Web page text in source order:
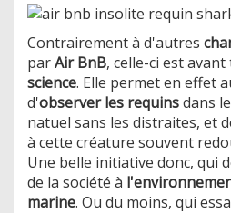
Contrairement à d'autres
parAir BnB, celle-ci est
science. Elle permet en effet
d'observer les requinsdans
natuel sans les distraites, et
à cette créature souvent
Une belle initiative donc, qui
de la société à
marine. Ou du moins, qui